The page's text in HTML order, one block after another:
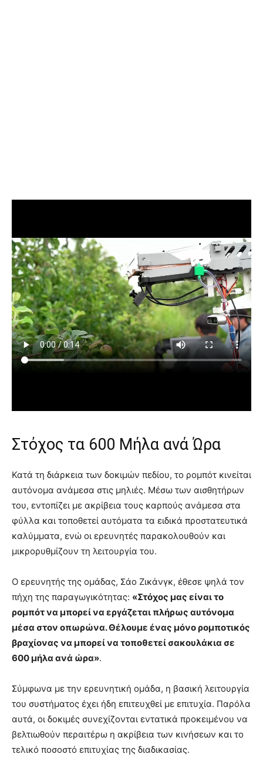
Στόχος τα 600 Μήλα ανά Ώρα
Κατά τη διάρκεια των δοκιμών πεδίου, το ρομπότ κινείται
αυτόνομα ανάμεσα στις μηλιές. Μέσω των αισθητήρων
του, εντοπίζει με ακρίβεια τους καρπούς ανάμεσα στα
φύλλα και τοποθετεί αυτόματα τα ειδικά προστατευτικά
καλύμματα, ενώ οι ερευνητές παρακολουθούν και
μικρορυθμίζουν τη λειτουργία του.
Ο ερευνητής της ομάδας, Σάο Ζικάνγκ, έθεσε ψηλά τον
πήχη της παραγωγικότητας: «Στόχος μας είναι το
ρομπότ να μπορεί να εργάζεται πλήρως αυτόνομα
μέσα στον οπωρώνα. Θέλουμε ένας μόνο ρομποτικός
βραχίονας να μπορεί να τοποθετεί σακουλάκια σε
600 μήλα ανά ώρα».
Σύμφωνα με την ερευνητική ομάδα, η βασική λειτουργία
του συστήματος έχει ήδη επιτευχθεί με επιτυχία. Παρόλα
αυτά, οι δοκιμές συνεχίζονται εντατικά προκειμένου να
βελτιωθούν περαιτέρω η ακρίβεια των κινήσεων και το
τελικό ποσοστό επιτυχίας της διαδικασίας.